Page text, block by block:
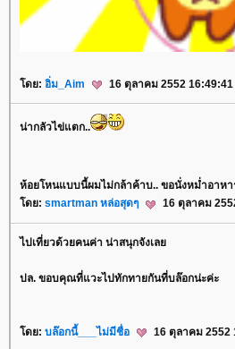
ดย: อิ่ม_Aim 16 ตุลาคม 2552 16:49:41
น่ากลัวไข่แตก..
ห้อยโหนแบบนี้ผมไม่กล้าค้าบ.. ขอนั่งหม่ำอาหา
ดย: smartman หล่อสุดๆ 16 ตุลาคม
ไปเที่ยวด้วยคนค่า น่าสนุกจังเล
ปล. ขอบคุณที่แวะไปทักทายกันที่บล๊อกน่ะค่ะ
ดย: บล๊อกนี้___ไม่มีชื่อ 16 ตุลาคม 2552